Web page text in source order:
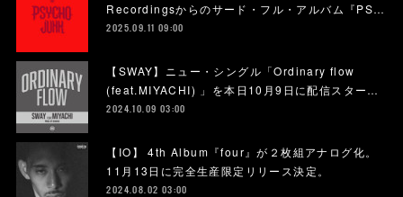
Recordingsからのサード・フル・アルバム『PS…
2025.09.11 09:00
【SWAY】ニュー・シングル「Ordinary flow
(feat.MIYACHI) 」を本日10月9日に配信スター…
2024.10.09 03:00
【IO】 4th Album『four』が２枚組アナログ化。
11月13日に完全生産限定リリース決定。
2024.08.02 03:00